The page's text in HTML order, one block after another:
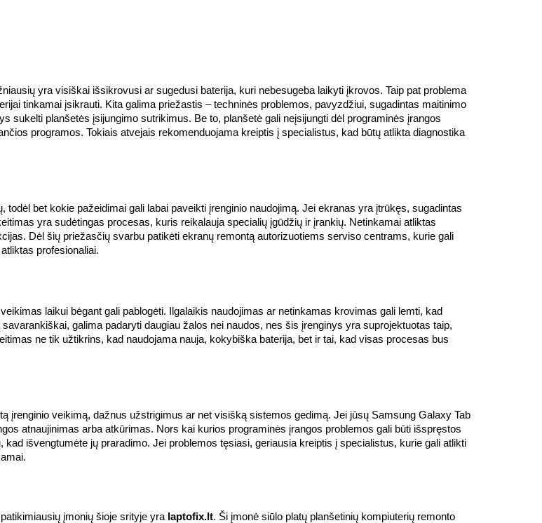
yra visiškai išsikrovusi ar sugedusi baterija, kuri nebesugeba laikyti įkrovos. Taip pat problema
tinkamai įsikrauti. Kita galima priežastis – techninės problemos, pavyzdžiui, sugadintas maitinimo
sukelti planšetės įsijungimo sutrikimus. Be to, planšetė gali neįsijungti dėl programinės įrangos
programos. Tokiais atvejais rekomenduojama kreiptis į specialistus, kad būtų atlikta diagnostika
bet kokie pažeidimai gali labai paveikti įrenginio naudojimą. Jei ekranas yra įtrūkęs, sugadintas
yra sudėtingas procesas, kuris reikalauja specialių įgūdžių ir įrankių. Netinkamai atliktas
Dėl šių priežasčių svarbu patikėti ekranų remontą autorizuotiems serviso centrams, kurie gali
profesionaliai.
laikui bėgant gali pablogėti. Ilgalaikis naudojimas ar netinkamas krovimas gali lemti, kad
galima padaryti daugiau žalos nei naudos, nes šis įrenginys yra suprojektuotas taip,
ne tik užtikrins, kad naudojama nauja, kokybiška baterija, bet ir tai, kad visas procesas bus
įrenginio veikimą, dažnus užstrigimus ar net visišką sistemos gedimą. Jei jūsų Samsung Galaxy Tab
atnaujinimas arba atkūrimas. Nors kai kurios programinės įrangos problemos gali būti išspręstos
išvengtumėte jų praradimo. Jei problemos tęsiasi, geriausia kreiptis į specialistus, kurie gali atlikti
įmonių šioje srityje yra laptofix.lt. Ši įmonė siūlo platų planšetinių kompiuterių remonto